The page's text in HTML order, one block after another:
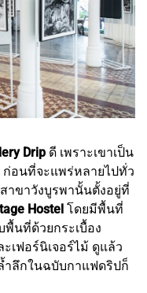
Drip ดี เพราะเขาเป็น
ก่อนที่จะแพร่หลายไปทั่ว
าขาวังบูรพานั้นตั้งอยู่ที่
Hostel โดยมีพื้นที่
พื้นที่ด้วยกระเบื้อง
เฟอร์นิเจอร์ไม้ ดูแล้ว
ำลึกในฉบับกาแฟดริปก็